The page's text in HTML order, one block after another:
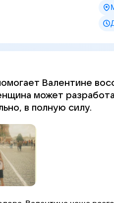
Валентине
может
в полную силу.